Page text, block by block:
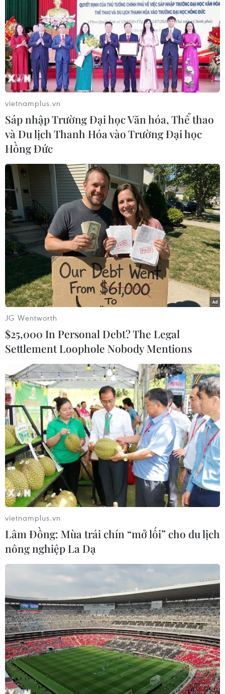
#Bộ Giáo dục Nhật Bản
#virus SARS-CoV-2
#trường học đóng cửa
Nhật Bản
Theo dõi VietnamPlus
TIN LIÊN QUAN
Nhiều quốc gia đóng cửa vì dịch bệnh, vì
sao Nhật Bản là một ngoại lệ?
23/03/2020 09:21
Mặc dù các sự kiện thể thao đã bị hủy bỏ, trường học
cho học sinh nghỉ ở nhà và một số trung tâm giải trí lớn
đã đóng cửa, phần lớn các hoạt động tại Nhật Bản vẫn
diễn ra bình thường.
vietnamplus.vn
Sáp nhập Trường Đại học Văn hóa, Thể thao
và Du lịch Thanh Hóa vào Trường Đại học
Hồng Đức
JG Wentworth
$25,000 In Personal Debt? The Legal
Settlement Loophole Nobody Mentions
vietnamplus.vn
Lâm Đồng: Mùa trái chín “mở lối” cho du lịch
nông nghiệp La Dạ